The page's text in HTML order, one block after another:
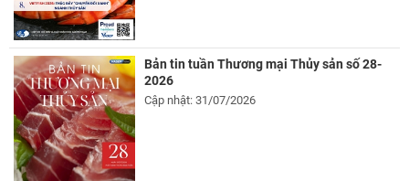
Bản tin tuần Thương mại Thủy sản số 28-
2026
Cập nhật: 31/07/2026